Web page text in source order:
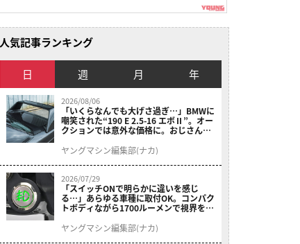
人気記事ランキング
日 週 月 年
2026/08/06
「いくらなんでも大げさ過ぎ…」BMWに
嘲笑された“190 E 2.5-16 エボⅡ”。オー
クションでは意外な価格に。おじさん達
ヤングマシン編集部(ナカ)
2026/07/29
「スイッチONで明らかに違いを感じ
る…」あらゆる車種に取付OK。コンパク
トボディながら1700ルーメンで視界を確
ニット プレシャスレイ スモール］
ヤングマシン編集部(ナカ)